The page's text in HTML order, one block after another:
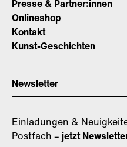
Presse & Partner:innen
Onlineshop
Kontakt
Kunst-Geschichten
Newsletter
Einladungen &
Postfach – jetzt